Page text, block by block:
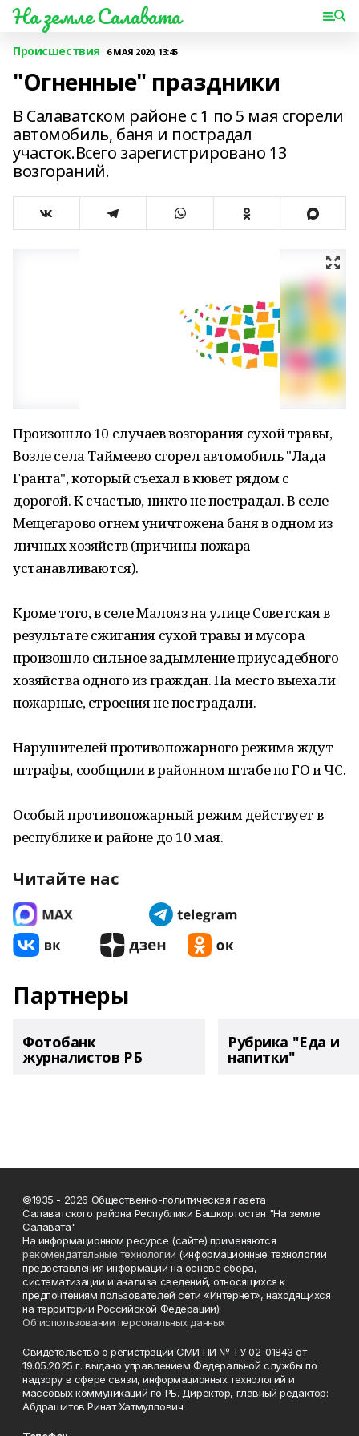
На земле Салавата
Происшествия 6 МАЯ 2020, 13:45
"Огненные" праздники
В Салаватском районе с 1 по 5 мая сгорели
автомобиль, баня и пострадал
участок.Всего зарегистрировано 13
возгораний.
Произошло 10 случаев возгорания сухой травы,
Возле села Таймеево сгорел автомобиль "Лада
Гранта", который съехал в кювет рядом с
дорогой. К счастью, никто не пострадал. В селе
Мещегарово огнем уничтожена баня в одном из
личных хозяйств (причины пожара
устанавливаются).
Кроме того, в селе Малояз на улице Советская в
результате сжигания сухой травы и мусора
произошло сильное задымление приусадебного
хозяйства одного из граждан. На место выехали
пожарные, строения не пострадали.
Нарушителей противопожарного режима ждут
штрафы, сообщили в районном штабе по ГО и ЧС.
Особый противопожарный режим действует в
республике и районе до 10 мая.
Читайте нас
Партнеры
Фотобанк
журналистов РБ
Рубрика "Еда и
напитки"
©1935 - 2026 Общественно-политическая газета
Салаватского района Республики Башкортостан "На земле
Салавата"
На информационном ресурсе (сайте) применяются
рекомендательные технологии (информационные технологии
предоставления информации на основе сбора,
систематизации и анализа сведений, относящихся к
предпочтениям пользователей сети «Интернет», находящихся
на территории Российской Федерации).
Об использовании персональных данных
Свидетельство о регистрации СМИ ПИ № ТУ 02-01843 от
19.05.2025 г. выдано управлением Федеральной службы по
надзору в сфере связи, информационных технологий и
массовых коммуникаций по РБ. Директор, главный редактор:
Абдрашитов Ринат Хатмуллович.